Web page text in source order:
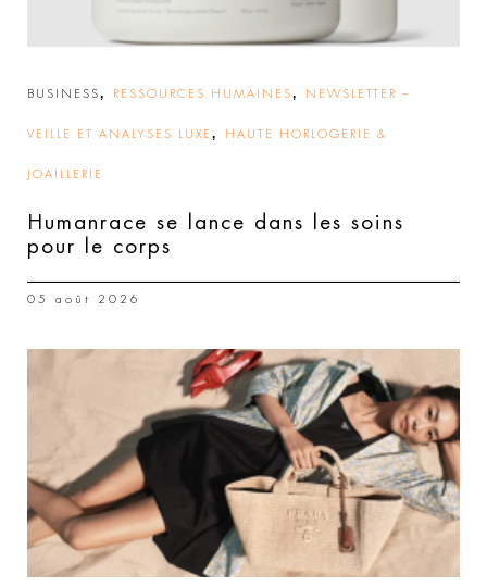
BUSINESS, RESSOURCES HUMAINES, NEWSLETTER –
VEILLE ET ANALYSES LUXE , HAUTE HORLOGERIE &
JOAILLERIE
Humanrace se lance dans les soins
pour le corps
05 août 2026